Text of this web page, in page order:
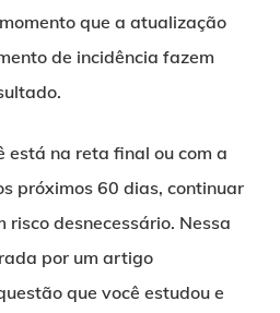
que a atualização
de incidência fazem
está na reta final ou com a
próximos 60 dias, continuar
risco desnecessário. Nessa
por um artigo
que você estudou e